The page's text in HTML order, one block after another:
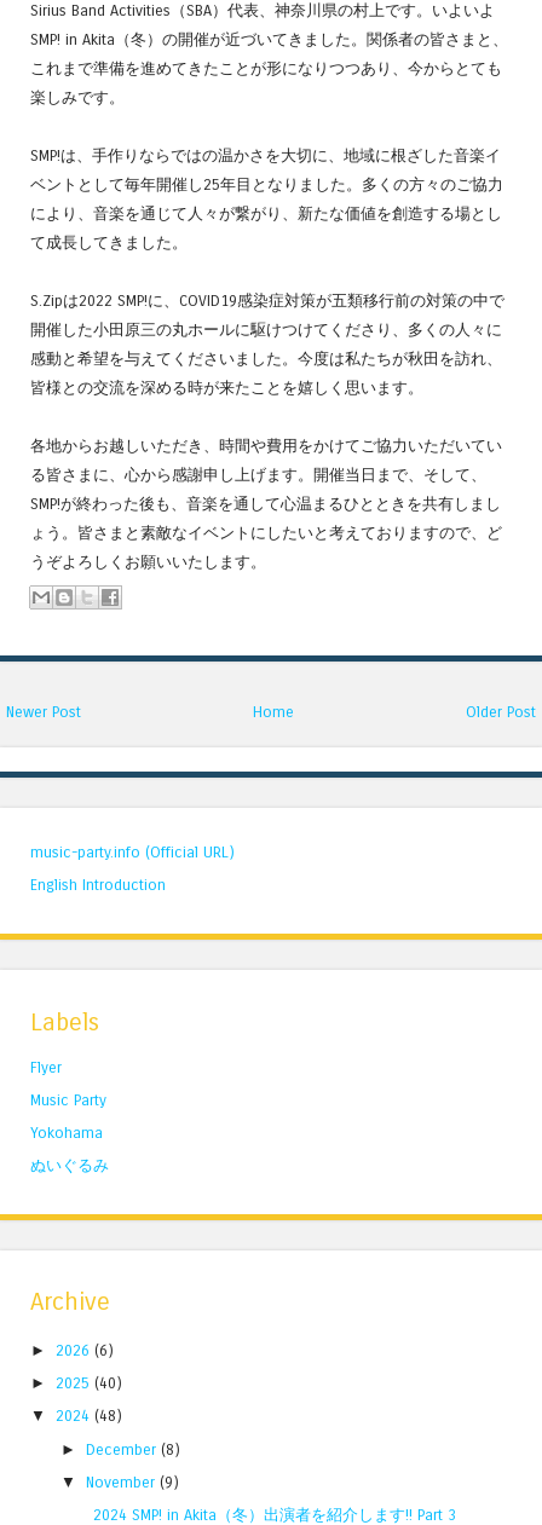
Sirius Band Activities（SBA）代表、神奈川県の村上です。いよいよ
SMP! in Akita（冬）の開催が近づいてきました。関係者の皆さまと、
これまで準備を進めてきたことが形になりつつあり、今からとても
楽しみです。
SMP!は、手作りならではの温かさを大切に、地域に根ざした音楽イ
ベントとして毎年開催し25年目となりました。多くの方々のご協力
により、音楽を通じて人々が繋がり、新たな価値を創造する場とし
て成長してきました。
S.Zipは2022 SMP!に、COVID19感染症対策が五類移行前の対策の中で
開催した小田原三の丸ホールに駆けつけてくださり、多くの人々に
感動と希望を与えてくださいました。今度は私たちが秋田を訪れ、
皆様との交流を深める時が来たことを嬉しく思います。
各地からお越しいただき、時間や費用をかけてご協力いただいてい
る皆さまに、心から感謝申し上げます。開催当日まで、そして、
SMP!が終わった後も、音楽を通して心温まるひとときを共有しまし
ょう。皆さまと素敵なイベントにしたいと考えておりますので、ど
うぞよろしくお願いいたします。
Newer Post Older Post
Home
music-party.info (Official URL)
English Introduction
Labels
Flyer
Music Party
Yokohama
ぬいぐるみ
Archive
► 2026 (6)
► 2025 (40)
▼ 2024 (48)
►December (8)
▼November (9)
2024 SMP! in Akita（冬）出演者を紹介します!! Part 3